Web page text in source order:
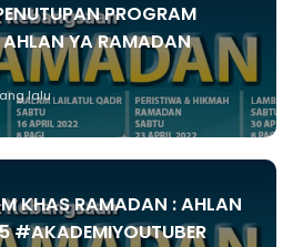
PROGRAM
YA RAMADAN
lalu
KHAS RAMADAN : AHLAN
#AKADEMIYOUTUBER